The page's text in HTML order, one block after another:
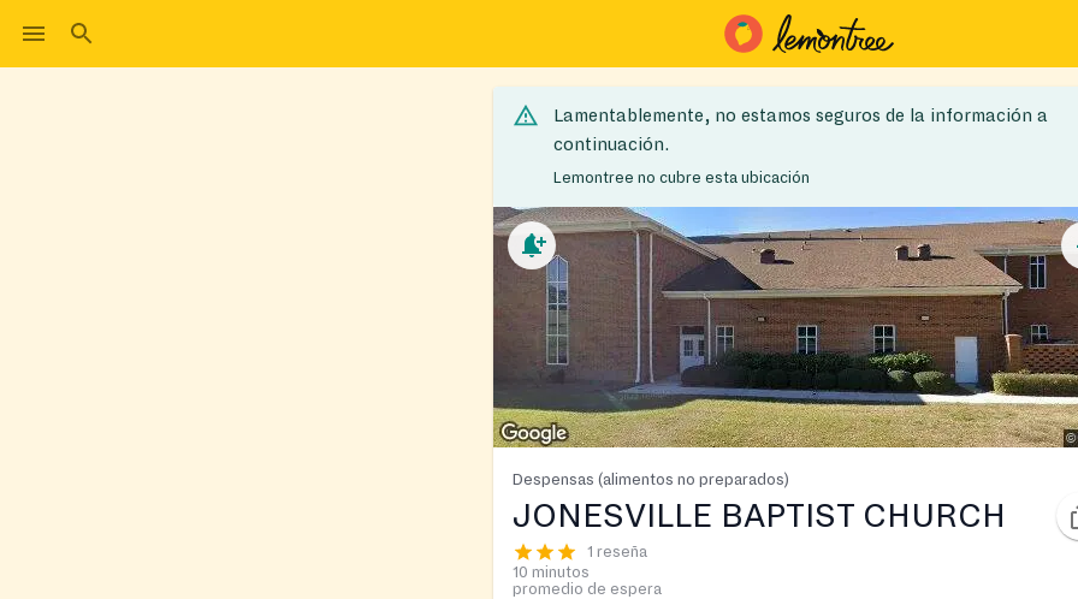
Lamentablemente, no estamos seguros de la información a
continuación.
Lemontree no cubre esta ubicación
Despensas (alimentos no preparados)
JONESVILLE BAPTIST CHURCH
1 reseña
10 minutos
promedio de espera